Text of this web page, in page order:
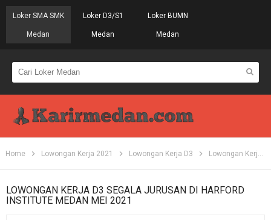
Loker SMA SMK
Medan
Loker D3/S1
Medan
Loker BUMN
Medan
Home Lowongan Kerja 2021 Lowongan Kerja D3 Lowongan Kerja Medan
LOWONGAN KERJA D3 SEGALA JURUSAN DI HARFORD
INSTITUTE MEDAN MEI 2021